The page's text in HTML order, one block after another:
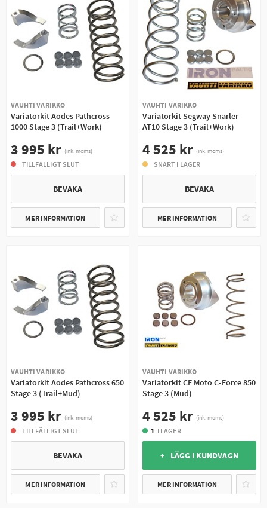
VAUHTI VARIKKO
Variatorkit Aodes Pathcross
1000 Stage 3 (Trail+Work)
3 995 kr (ink. moms)
TILLFÄLLIGT SLUT
BEVAKA
MER INFORMATION
VAUHTI VARIKKO
Variatorkit Segway Snarler
AT10 Stage 3 (Trail+Work)
4 525 kr (ink. moms)
SNART I LAGER
BEVAKA
MER INFORMATION
VAUHTI VARIKKO
Variatorkit Aodes Pathcross 650
Stage 3 (Trail+Mud)
3 995 kr (ink. moms)
TILLFÄLLIGT SLUT
BEVAKA
MER INFORMATION
VAUHTI VARIKKO
Variatorkit CF Moto C-Force 850
Stage 3 (Mud)
4 525 kr (ink. moms)
1 I LAGER
+ LÄGG I KUNDVAGN
MER INFORMATION